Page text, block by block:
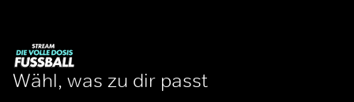
Wähl, was zu dir passt